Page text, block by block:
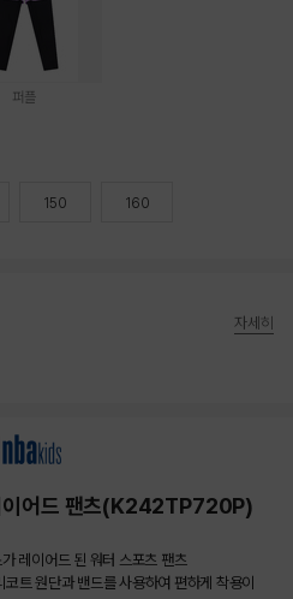
퍼플
150 160
자세히
이어드 팬츠(K242TP720P)
레이어드 된 워터 스포츠 팬츠
트 원단과 밴드를 사용하여 편하게 착용이